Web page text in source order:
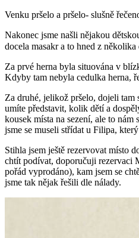
Venku pršelo a pršelo- slušně
Nakonec jsme našli nějakou
docela masakr a to hned z
Za prvé herna byla situována v
Kdyby tam nebyla cedulka herna,
Za druhé, jelikož pršelo, dojeli tam
umíte představit, kolik dětí a
kousek místa na sezení, ale to
jsme se museli střídat u Filipa,
Stihla jsem ještě rezervovat místo
chtít podívat, doporučuji
pořád vyprodáno), kam jsem se
jsme tak nějak řešili dle nálady.